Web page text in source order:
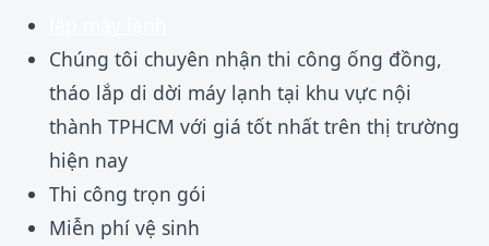
Chúng tôi chuyên nhận thi công ống đồng,
tháo lắp di dời máy lạnh tại khu vực nội
thành TPHCM với giá tốt nhất trên thị trường
hiện nay
Thi công trọn gói
Miễn phí vệ sinh